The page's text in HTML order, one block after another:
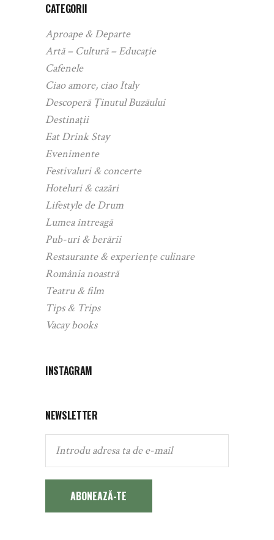
CATEGORII
Aproape & Departe
Artă – Cultură – Educație
Cafenele
Ciao amore, ciao Italy
Descoperă Ținutul Buzăului
Destinații
Eat Drink Stay
Evenimente
Festivaluri & concerte
Hoteluri & cazări
Lifestyle de Drum
Lumea întreagă
Pub-uri & berării
Restaurante & experiențe culinare
România noastră
Teatru & film
Tips & Trips
Vacay books
INSTAGRAM
NEWSLETTER
ABONEAZĂ-TE